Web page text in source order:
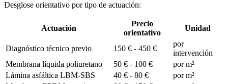
Desglose orientativo por tipo de actuación:
Actuación
Precio
orientativo
Unidad
Diagnóstico técnico previo 150 € - 450 €
por
intervención
Membrana líquida poliuretano
50 € - 100 €
por m²
Lámina asfáltica LBM-SBS
40 € - 80 €
por m²